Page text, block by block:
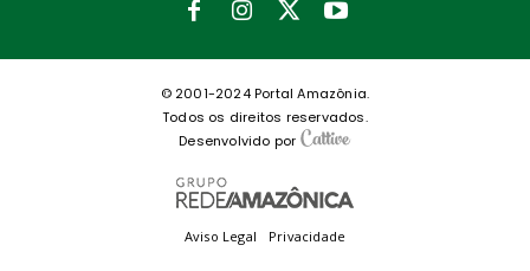
© 2001-2024 Portal Amazônia.
Todos os direitos reservados.
Desenvolvido por
Aviso Legal Privacidade